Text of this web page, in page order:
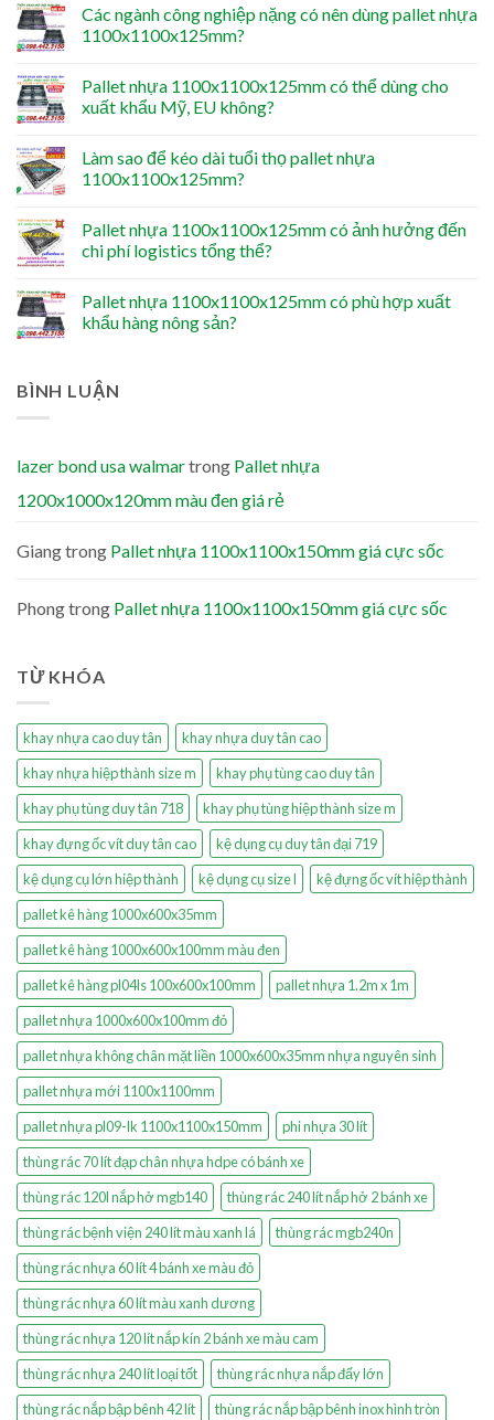
Các ngành công nghiệp nặng có nên dùng pallet nhựa
1100x1100x125mm?
Pallet nhựa 1100x1100x125mm có thể dùng cho
xuất khẩu Mỹ, EU không?
Làm sao để kéo dài tuổi thọ pallet nhựa
1100x1100x125mm?
Pallet nhựa 1100x1100x125mm có ảnh hưởng đến
chi phí logistics tổng thể?
Pallet nhựa 1100x1100x125mm có phù hợp xuất
khẩu hàng nông sản?
BÌNH LUẬN
lazer bond usa walmartrong Pallet nhựa
1200x1000x120mm màu đen giá rẻ
Giangtrong Pallet nhựa 1100x1100x150mm giá cực sốc
Phongtrong Pallet nhựa 1100x1100x150mm giá cực sốc
TỪ KHÓA
khay nhựa cao duy tân
khay nhựa duy tân cao
khay nhựa hiệp thành size m
khay phụ tùng cao duy tân
khay phụ tùng duy tân 718
khay phụ tùng hiệp thành size m
khay đựng ốc vít duy tân cao
kệ dụng cụ duy tân đại 719
kệ dụng cụ lớn hiệp thành
kệ dụng cụ size l
kệ đựng ốc vít hiệp thành
pallet kê hàng 1000x600x35mm
pallet kê hàng 1000x600x100mm màu đen
pallet kê hàng pl04ls 100x600x100mm
pallet nhựa 1.2m x 1m
pallet nhựa 1000x600x100mm đỏ
pallet nhựa không chân mặt liền 1000x600x35mm nhựa nguyên sinh
pallet nhựa mới 1100x1100mm
pallet nhựa pl09-lk 1100x1100x150mm
phi nhựa 30 lít
thùng rác 70 lít đạp chân nhựa hdpe có bánh xe
thùng rác 120l nắp hở mgb140
thùng rác 240 lít nắp hở 2 bánh xe
thùng rác bệnh viện 240 lít màu xanh lá
thùng rác mgb240n
thùng rác nhựa 60 lít 4 bánh xe màu đỏ
thùng rác nhựa 60 lít màu xanh dương
thùng rác nhựa 120 lít nắp kín 2 bánh xe màu cam
thùng rác nhựa 240 lít loại tốt
thùng rác nhựa nắp đẩy lớn
thùng rác nắp bập bênh 42 lít
thùng rác nắp bập bênh inox hình tròn